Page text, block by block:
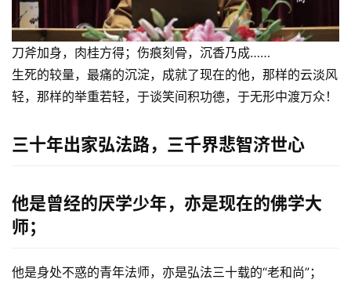
纪
录
佛
教
术
策
法
刀斧加身，肉桂方得；伤痕刻骨，沉香乃成……
生死的较量，最痛的沉淀，成就了现在的他，那样的云淡风
轻，那样的举重若轻，于谈笑间积功德，于无形中渡万众！
三十年出家弘法路，三千界悲智济世心
他是曾经的厌学少年，亦是现在的佛学大
师；
他是身处不惑的青年法师，亦是弘法三十载的“老和尚”；